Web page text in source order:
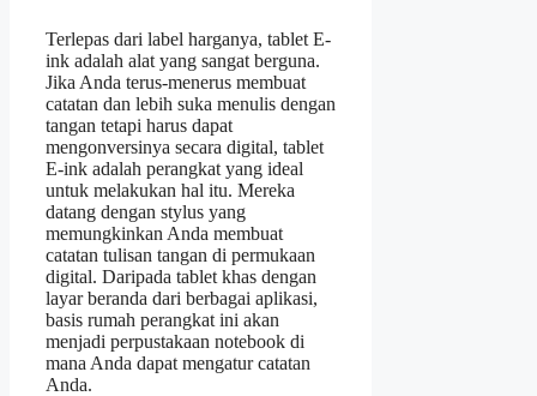
Terlepas dari label harganya, tablet E-
ink adalah alat yang sangat berguna.
Jika Anda terus-menerus membuat
catatan dan lebih suka menulis dengan
tangan tetapi harus dapat
mengonversinya secara digital, tablet
E-ink adalah perangkat yang ideal
untuk melakukan hal itu. Mereka
datang dengan stylus yang
memungkinkan Anda membuat
catatan tulisan tangan di permukaan
digital. Daripada tablet khas dengan
layar beranda dari berbagai aplikasi,
basis rumah perangkat ini akan
menjadi perpustakaan notebook di
mana Anda dapat mengatur catatan
Anda.